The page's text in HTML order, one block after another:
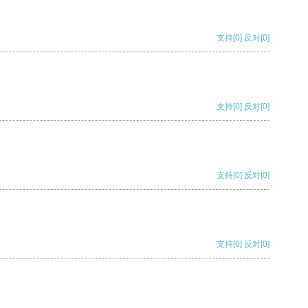
支持[0] 反对[0]
支持[0] 反对[0]
支持[0] 反对[0]
支持[0] 反对[0]